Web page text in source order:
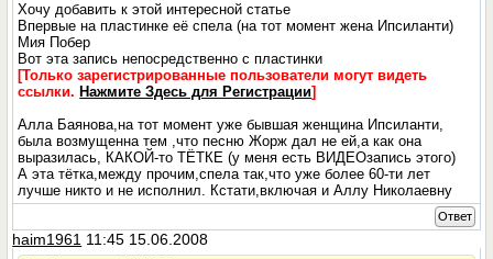
Хочу добавить к этой интересной статье
Впервые на пластинке её спела (на тот момент жена Ипсиланти)
Мия Побер
Вот эта запись непосредственно с пластинки
[Только зарегистрированные пользователи могут видеть
ссылки. Нажмите Здесь для Регистрации]
Алла Баянова,на тот момент уже бывшая женщина Ипсиланти,
была возмущенна тем ,что песню Жорж дал не ей,а как она
выразилась, КАКОЙ-то ТЁТКЕ (у меня есть ВИДЕОзапись этого)
А эта тётка,между прочим,спела так,что уже более 60-ти лет
лучше никто и не исполнил. Кстати,включая и Аллу Николаевну
Ответ
haim1961 11:45 15.06.2008